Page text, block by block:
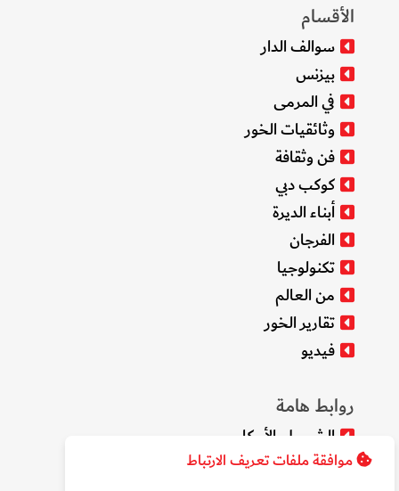
موافقة ملفات تعريف الارتباط
الأقسام
سوالف الدار
بيزنس
في المرمى
وثائقيات الخور
فن وثقافة
كوكب دبي
أبناء الديرة
الفرجان
تكنولوجيا
من العالم
تقارير الخور
فيديو
روابط هامة
الشروط والأحكام
سياسة الخصوصية